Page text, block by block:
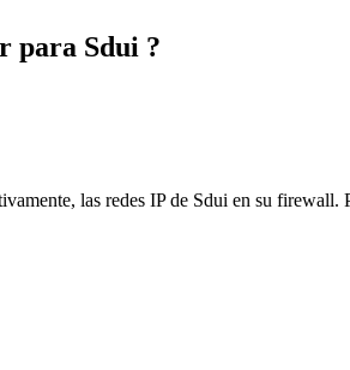
para Sdui ?
las redes IP de Sdui en su